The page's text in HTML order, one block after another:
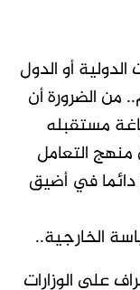
أو الدول
من الضرورة أن
مستقبله
منهج التعامل
دائما في أضيق
الخارجية..
على الوزارات